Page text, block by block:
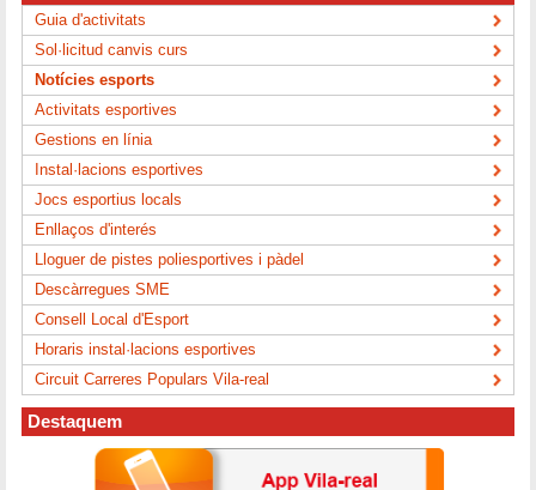
Guia d'activitats
Sol·licitud canvis curs
Notícies esports
Activitats esportives
Gestions en línia
Instal·lacions esportives
Jocs esportius locals
Enllaços d'interés
Lloguer de pistes poliesportives i pàdel
Descàrregues SME
Consell Local d'Esport
Horaris instal·lacions esportives
Circuit Carreres Populars Vila-real
Destaquem